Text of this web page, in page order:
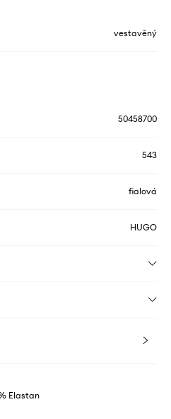
vestavěný
50458700
543
fialová
HUGO
Elastan